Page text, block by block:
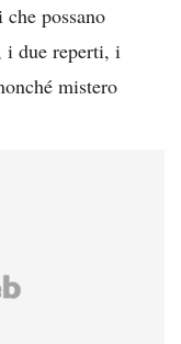
possano
i due reperti, i
mistero